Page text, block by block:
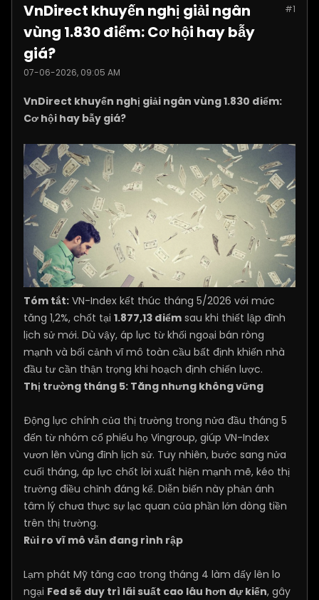
Posts: 5399 #1
VnDirect khuyến nghị giải ngân
vùng 1.830 điểm: Cơ hội hay bẫy
giá?
07-06-2026, 09:05 AM
VnDirect khuyến nghị giải ngân vùng 1.830 điểm:
Cơ hội hay bẫy giá?
Tóm tắt: VN-Index kết thúc tháng 5/2026 với mức
tăng 1,2%, chốt tại 1.877,13 điểm sau khi thiết lập đỉnh
lịch sử mới. Dù vậy, áp lực từ khối ngoại bán ròng
mạnh và bối cảnh vĩ mô toàn cầu bất định khiến nhà
đầu tư cần thận trọng khi hoạch định chiến lược.
Thị trường tháng 5: Tăng nhưng không vững
Động lực chính của thị trường trong nửa đầu tháng 5
đến từ nhóm cổ phiếu họ Vingroup, giúp VN-Index
vươn lên vùng đỉnh lịch sử. Tuy nhiên, bước sang nửa
cuối tháng, áp lực chốt lời xuất hiện mạnh mẽ, kéo thị
trường điều chỉnh đáng kể. Diễn biến này phản ánh
tâm lý chưa thực sự lạc quan của phần lớn dòng tiền
trên thị trường.
Rủi ro vĩ mô vẫn đang rình rập
Lạm phát Mỹ tăng cao trong tháng 4 làm dấy lên lo
ngại Fed sẽ duy trì lãi suất cao lâu hơn dự kiến, gây